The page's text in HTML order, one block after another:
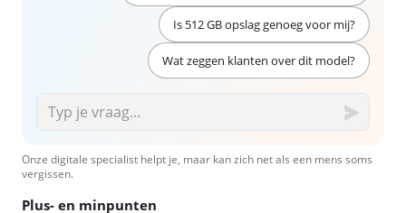
Is 512 GB opslag genoeg voor mij?
Wat zeggen klanten over dit model?
Onze digitale specialist helpt je, maar kan zich net als een mens soms
vergissen.
Plus- en minpunten